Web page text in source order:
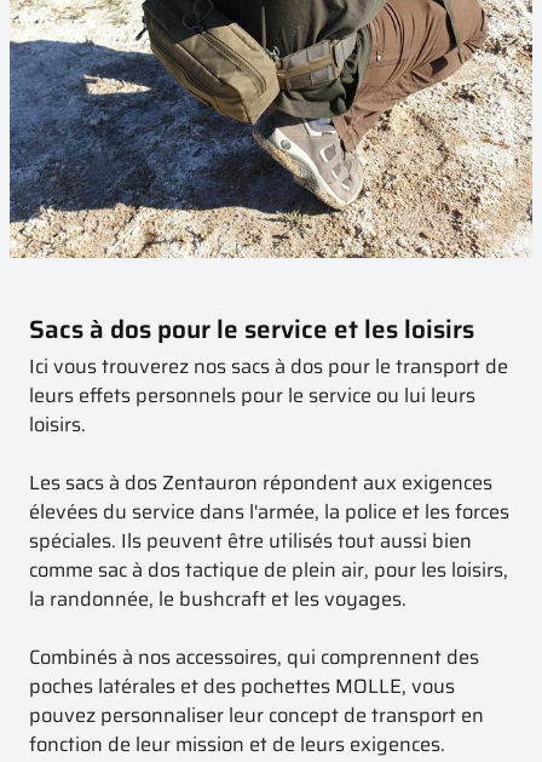
Sacs à dos pour le service et les loisirs
Ici vous trouverez nos sacs à dos pour le transport de
leurs effets personnels pour le service ou lui leurs
loisirs.
Les sacs à dos Zentauron répondent aux exigences
élevées du service dans l'armée, la police et les forces
spéciales. Ils peuvent être utilisés tout aussi bien
comme sac à dos tactique de plein air, pour les loisirs,
la randonnée, le bushcraft et les voyages.
Combinés à nos accessoires, qui comprennent des
poches latérales et des pochettes MOLLE, vous
pouvez personnaliser leur concept de transport en
fonction de leur mission et de leurs exigences.